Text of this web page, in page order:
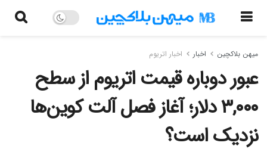
میهن بلاکچین اخبار اخبار اتریوم
عبور دوباره قیمت اتریوم از سطح
۳,۰۰۰ دلار؛ آغاز فصل آلت‌ کوین‌ها
نزدیک است؟